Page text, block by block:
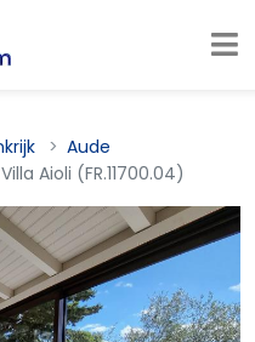
Aude
Villa Aioli (FR.11700.04)